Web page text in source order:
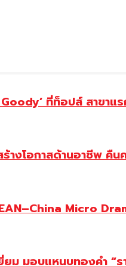
ที่ท็อปส์ สาขา
งโอกาสด้านอาชีพ คืน
Micro
มอบแหนบทองคำ “ร